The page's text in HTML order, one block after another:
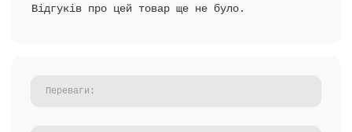
Відгуків про цей товар ще не було.